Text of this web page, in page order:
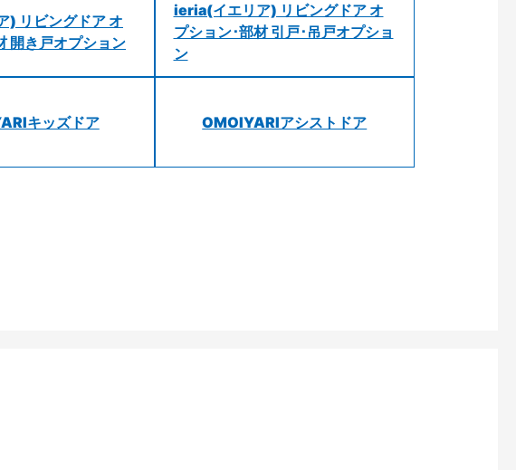
) リビングドア オ
開き戸オプション
ieria(イエリア) リビングドア オ
プション･部材 引戸･吊戸オプショ
ン
キッズドア OMOIYARIアシストドア